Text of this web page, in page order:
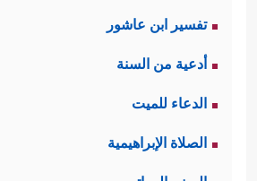
تفسير ابن عاشور
أدعية من السنة
الدعاء للميت
الصلاة الإبراهيمية